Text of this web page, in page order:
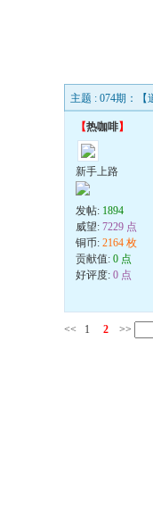
主题 : 074期：
【热咖啡】
新手上路
发帖: 1894
威望: 7229 点
铜币: 2164 枚
贡献值: 0 点
好评度: 0 点
<< 1 2 >>